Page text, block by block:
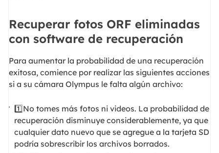
Recuperar fotos ORF eliminadas
con software de recuperación
Para aumentar la probabilidad de una recuperación
exitosa, comience por realizar las siguientes acciones
si a su cámara Olympus le falta algún archivo:
1️⃣No tomes más fotos ni videos. La probabilidad de
recuperación disminuye considerablemente, ya que
cualquier dato nuevo que se agregue a la tarjeta SD
podría sobrescribir los archivos borrados.